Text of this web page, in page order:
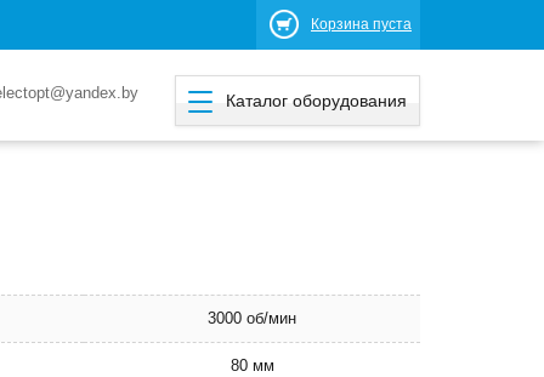
Корзина пуста
Каталог оборудования
3000 об/мин
80 мм